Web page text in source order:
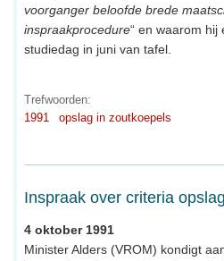
voorganger beloofde brede
inspraakprocedure“ en waarom hij
studiedag in juni van tafel.
Trefwoorden:
1991
opslag in zoutkoepels
Inspraak over criteria opslag
4 oktober 1991
Minister Alders (VROM) kondigt